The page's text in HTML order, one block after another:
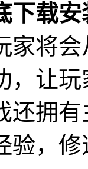
下载安
家将
，让
还拥
验，